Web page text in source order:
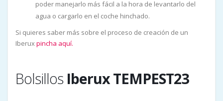
poder manejarlo más fácil a la hora de levantarlo del
agua o cargarlo en el coche hinchado.
Si quieres saber más sobre el proceso de creación de un
Iberuxpincha aquí.
Bolsillos Iberux TEMPEST23